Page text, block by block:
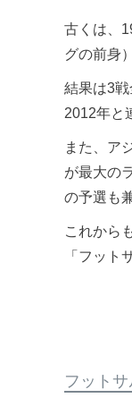
古くは、
グの前身
結果は3
2012年と
また、ア
が最大の
の予選も
これから
「フット
フット